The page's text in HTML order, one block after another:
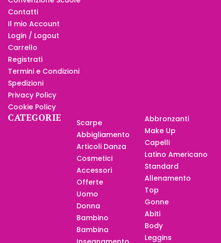
Contatti
Il mio Account
Login / Logout
Carrello
Registrati
Termini e Condizioni
Spedizioni
Privacy Policy
Cookie Policy
CATEGORIE
Scarpe
Abbigliamento
Articoli Danza
Cosmetici
Accessori
Offerte
Uomo
Donna
Bambino
Bambina
Abbronzanti
Make Up
Capelli
Latino Americano
Standard
Allenamento
Top
Gonne
Abiti
Body
Leggins